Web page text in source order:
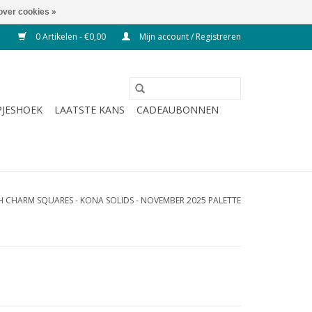
0 Artikelen - €0,00 Mijn account / Registreren
LAATSTE KANS
CADEAUBONNEN
CHARM SQUARES - KONA SOLIDS - NOVEMBER 2025 PALETTE
cookies »